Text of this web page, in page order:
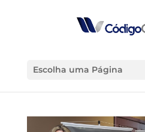
Escolha uma Página